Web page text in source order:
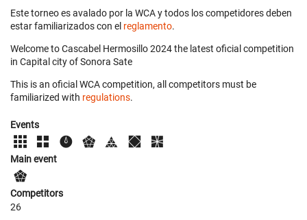
Este torneo es avalado por la WCA y todos los competidores deben
estar familiarizados con el reglamento.
Welcome to Cascabel Hermosillo 2024 the latest oficial competition
in Capital city of Sonora Sate
This is an oficial WCA competition, all competitors must be
familiarized with regulations.
Events
Main event
Competitors
26